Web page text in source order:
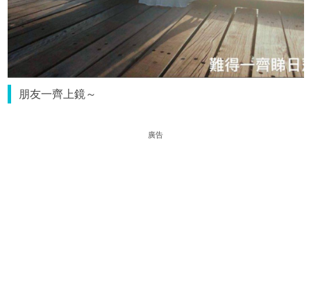
朋友一齊上鏡～
廣告